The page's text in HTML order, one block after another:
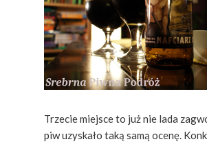
Trzecie miejsce to już nie lada
piw uzyskało taką samą ocenę.